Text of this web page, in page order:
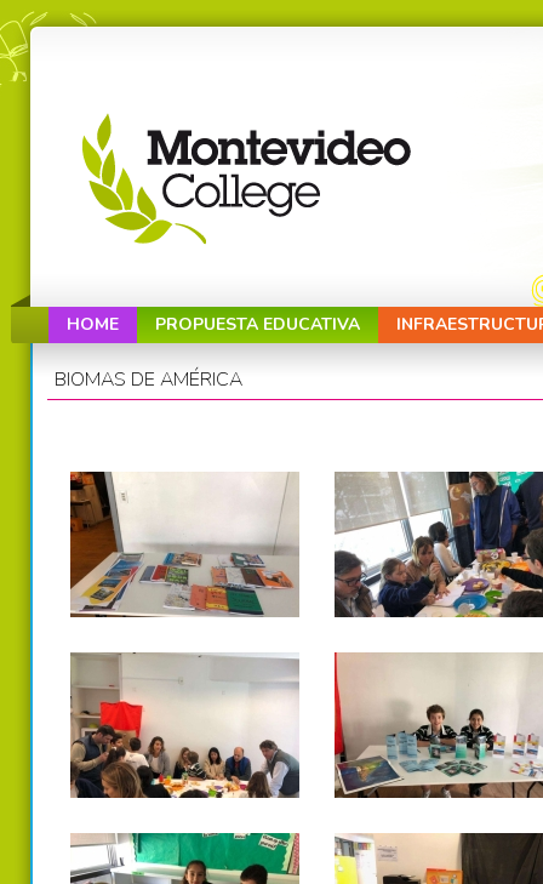
HOME PROPUESTA EDUCATIVA
BIOMAS DE AMÉRICA